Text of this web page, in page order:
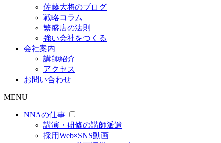
佐藤大将のブログ
戦略コラム
繁盛店の法則
強い会社をつくる
会社案内
講師紹介
アクセス
お問い合わせ
MENU
NNAの仕事
講演・研修の講師派遣
採用Web×SNS動画